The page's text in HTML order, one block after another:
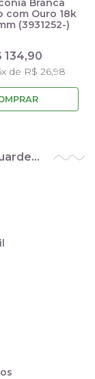
Branca
com Ouro 18k
(3931252-)
134,90
de R$ 26,98